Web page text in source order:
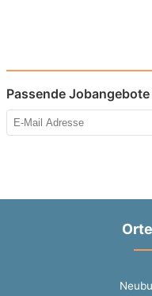
Passende